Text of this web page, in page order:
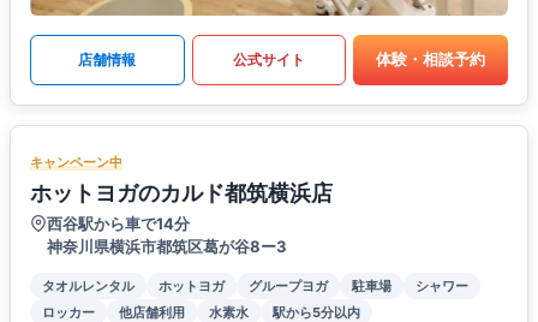
店舗情報 公式サイト 体験・相談予約
キャンペーン中
ホットヨガのカルド都筑横浜店
西谷駅から車で14分
神奈川県横浜市都筑区葛が谷8ー3
タオルレンタル ホットヨガ グループヨガ 駐車場
シャワー
ロッカー
他店舗利用 水素水 駅から5分以内